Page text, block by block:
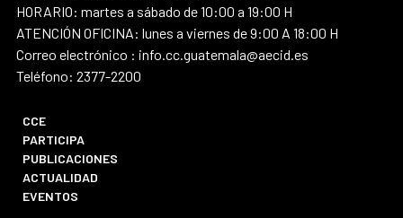
HORARIO: martes a sábado de 10:00 a 19:00 H
ATENCIÓN OFICINA: lunes a viernes de 9:00 A 18:00 H
Correo electrónico : info.cc.guatemala@aecid.es
Teléfono: 2377-2200
CCE
PARTICIPA
PUBLICACIONES
ACTUALIDAD
EVENTOS